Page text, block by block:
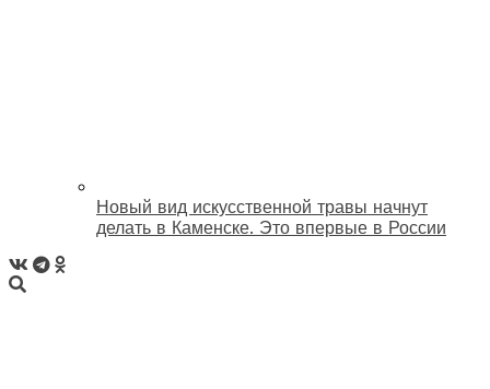
Новый вид искусственной травы начнут
делать в Каменске. Это впервые в России